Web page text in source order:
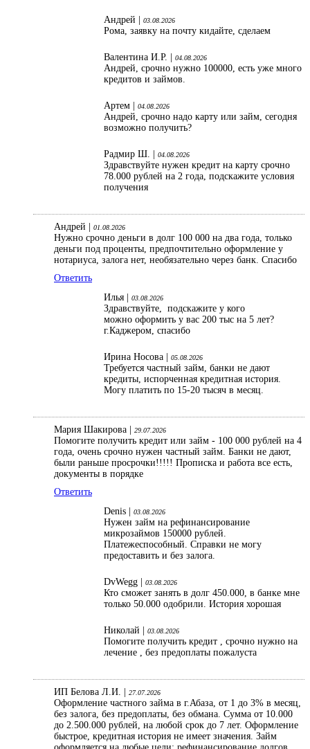
Андрей | 03.08.2026
Рома, заявку на почту кидайте, сделаем
Валентина И.Р. | 04.08.2026
Андрей, срочно нужно 100000, есть уже много
кредитов и займов.
Артем | 04.08.2026
Андрей, срочно надо карту или займ, сегодня
возможно получить?
Радмир Ш. | 04.08.2026
Здравствуйте нужен кредит на карту срочно
78.000 рублей на 2 года, подскажите условия
получения
Андрей | 01.08.2026
Нужно срочно деньги в долг 100 000 на два года, только
деньги под проценты, предпочтительно оформление у
нотариуса, залога нет, необязательно через банк. Спасибо
Ответить
Илья |
03.08.2026
Здравствуйте, подскажите у кого
можно оформить у вас 200 тыс на 5 лет?
г.Каджером, спасибо
Ирина Носова | 05.08.2026
Требуется частный займ, банки не дают
кредиты, испорченная кредитная история.
Могу платить по 15-20 тысяч в месяц.
Мария Шакирова | 29.07.2026
Помогите получить кредит или займ - 100 000 рублей на 4
года, очень срочно нужен частный займ. Банки не дают,
были раньше просрочки!!!!! Прописка и работа все есть,
документы в порядке
Ответить
Denis |
03.08.2026
Нужен займ на рефинансирование
микрозаймов 150000 рублей.
Платежеспособный. Справки не могу
предоставить и без залога.
DvWegg | 03.08.2026
Кто сможет занять в долг 450.000, в банке мне
только 50.000 одобрили. История хорошая
Николай | 03.08.2026
Помогите получить кредит , срочно нужно на
лечение , без предоплаты пожалуста
ИП Белова Л.И. | 27.07.2026
Оформление частного займа в г.Абаза, от 1 до 3% в месяц,
без залога, без предоплаты, без обмана. Сумма от 10.000
до 2.500.000 рублей, на любой срок до 7 лет. Оформление
быстрое, кредитная история не имеет значения. Займ